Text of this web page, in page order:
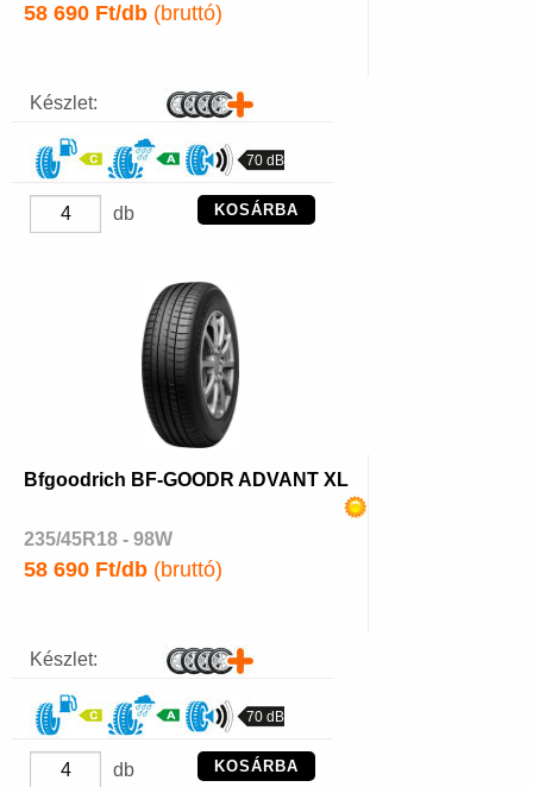
58 690 Ft/db (bruttó)
Készlet:
70 dB
db KOSÁRBA
Bfgoodrich BF-GOODR ADVANT XL
235/45R18 - 98W
58 690 Ft/db (bruttó)
Készlet:
70 dB
db KOSÁRBA